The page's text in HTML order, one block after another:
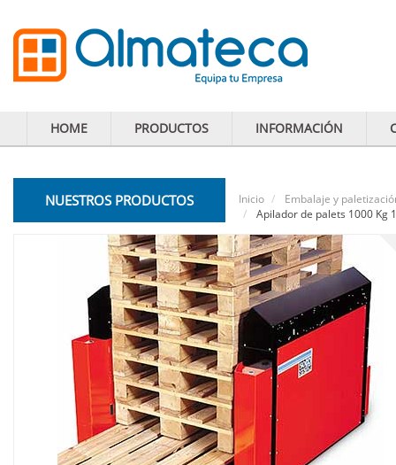
HOME PRODUCTOS INFORMACIÓN
NUESTROS PRODUCTOS Inicio
Embalaje y
Apilador de palets 1000 Kg